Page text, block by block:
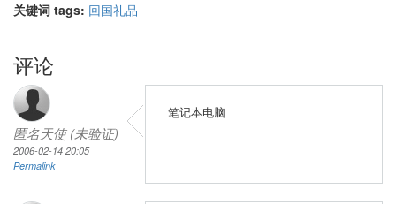
关键词 tags: 回国礼品
评论
匿名天使 (未验证)
2006-02-14 20:05
Permalink
笔记本电脑